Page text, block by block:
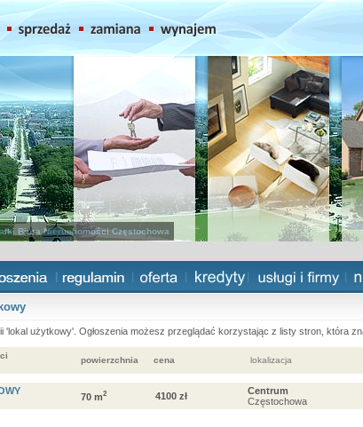
Biura Nieruchomości Częstochowa
'lokal użytkowy'. Ogłoszenia możesz przeglądać korzystając z listy stron, która
powierzchnia cena lokalizacja
70 m2 4100 zł
Centrum
Częstochowa